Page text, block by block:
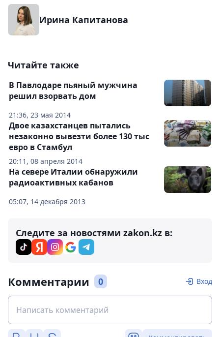
Ирина Капитанова
Читайте также
21:36, 23 мая 2014
В Павлодаре пьяный мужчина
решил взорвать дом
20:11, 08 апреля 2014
Двое казахстанцев пытались
незаконно вывезти более 130 тыс
евро в Стамбул
05:07, 14 декабря 2013
На севере Италии обнаружили
радиоактивных кабанов
Следите за новостями zakon.kz в:
Комментарии 0 Вход